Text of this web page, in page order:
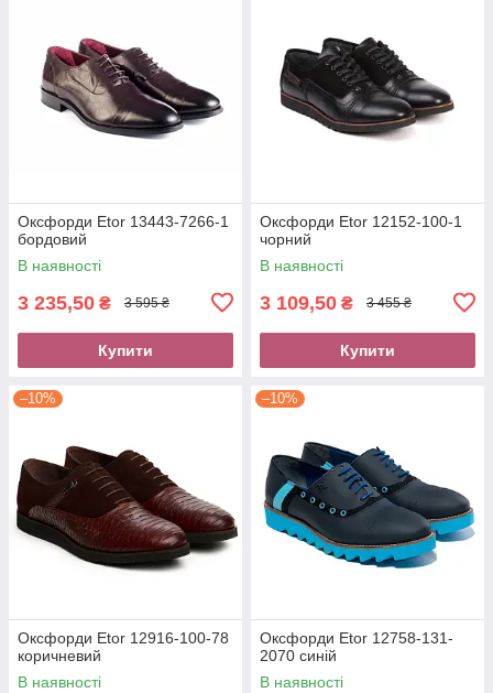
Оксфорди Etor 13443-7266-1
бордовий
В наявності
3 235,50 ₴ 3 595 ₴
Купити
Оксфорди Etor 12152-100-1
чорний
В наявності
3 109,50 ₴ 3 455 ₴
Купити
–10%
Оксфорди Etor 12916-100-78
коричневий
В наявності
–10%
Оксфорди Etor 12758-131-
2070 синій
В наявності